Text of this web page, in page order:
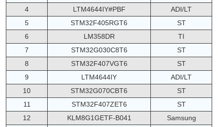
4
LTM4644IY#PBF
ADI/LT
5
STM32F405RGT6
ST
6
LM358DR
TI
7
STM32G030C8T6
ST
8
STM32F407VGT6
ST
9
LTM4644IY
ADI/LT
10
STM32G070CBT6
ST
11
STM32F407ZET6
ST
12
KLM8G1GETF-B041
Samsung